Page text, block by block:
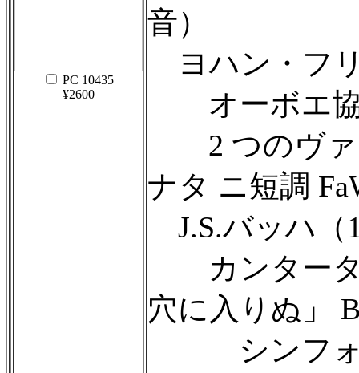
PC 10435
¥2600
音）
ヨハン・フ
オーボエ協
2 つのヴァ
ナタ ニ短調
J.S.バッハ（
カンタータ
穴に入りぬ」
シンフォニ